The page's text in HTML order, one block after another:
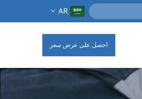
AR
احصل على عرض سعر